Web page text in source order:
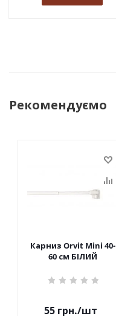
Рекомендуємо
Карниз Orvit Mini 40-
60 см БІЛИЙ
55грн./шт